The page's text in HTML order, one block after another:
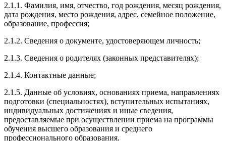
2.1.1. Фамилия, имя, отчество, год рождения, месяц рождения,
дата рождения, место рождения, адрес, семейное положение,
образование, профессия;
2.1.2. Сведения о документе, удостоверяющем личность;
2.1.3. Сведения о родителях (законных представителях);
2.1.4. Контактные данные;
2.1.5. Данные об условиях, основаниях приема, направлениях
подготовки (специальностях), вступительных испытаниях,
индивидуальных достижениях и иные сведения,
предоставляемые при осуществлении приема на программы
обучения высшего образования и среднего
профессионального образования.